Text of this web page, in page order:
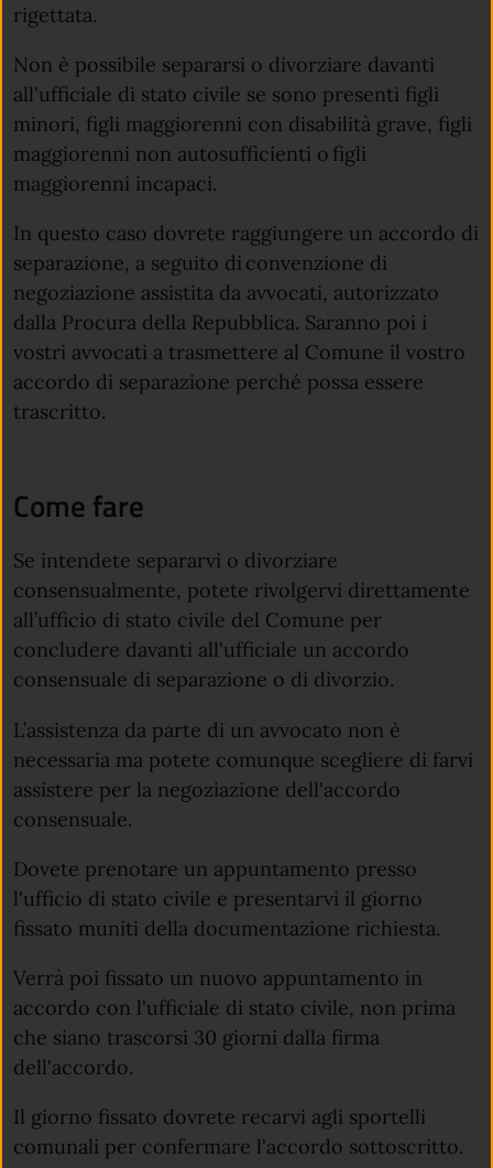
rigettata.
Non è possibile separarsi o divorziare davanti
all'ufficiale di stato civile se sono presenti figli
minori, figli maggiorenni con disabilità grave, figli
maggiorenni non autosufficienti o figli
maggiorenni incapaci.
In questo caso dovrete raggiungere un accordo di
separazione, a seguito di convenzione di
negoziazione assistita da avvocati, autorizzato
dalla Procura della Repubblica. Saranno poi i
vostri avvocati a trasmettere al Comune il vostro
accordo di separazione perché possa essere
trascritto.
Come fare
Se intendete separarvi o divorziare
consensualmente, potete rivolgervi direttamente
all’ufficio di stato civile del Comune per
concludere davanti all'ufficiale un accordo
consensuale di separazione o di divorzio.
L’assistenza da parte di un avvocato non è
necessaria ma potete comunque scegliere di farvi
assistere per la negoziazione dell'accordo
consensuale.
Dovete prenotare un appuntamento presso
l'ufficio di stato civile e presentarvi il giorno
fissato muniti della documentazione richiesta.
Verrà poi fissato un nuovo appuntamento in
accordo con l'ufficiale di stato civile, non prima
che siano trascorsi 30 giorni dalla firma
dell'accordo.
Il giorno fissato dovrete recarvi agli sportelli
comunali per confermare l'accordo sottoscritto.